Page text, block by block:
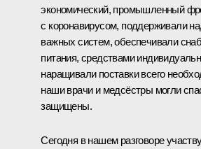
экономический, промышленный
с коронавирусом, поддерживали
важных систем, обеспечивали
питания, средствами
наращивали поставки всего
наши врачи и медсёстры могли
защищены.
Сегодня в нашем разговоре